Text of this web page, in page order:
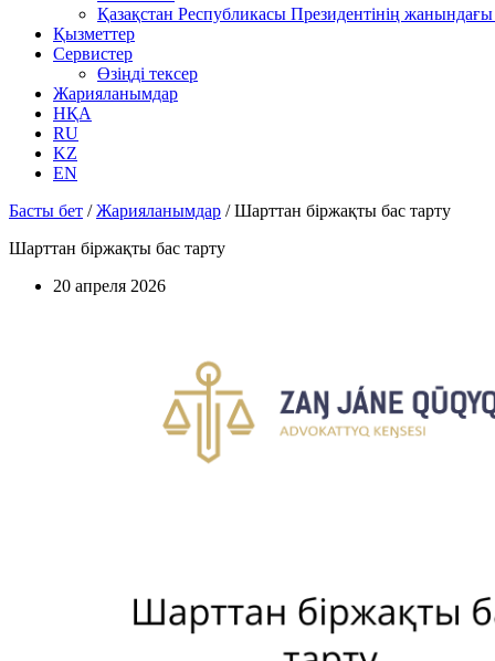
Қазақстан Республикасы Президентінің
Қызметтер
Сервистер
Өзіңді тексер
Жарияланымдар
НҚА
RU
KZ
EN
Басты бет /Жарияланымдар /Шарттан біржақты бас тарту
Шарттан біржақты бас тарту
20 апреля 2026